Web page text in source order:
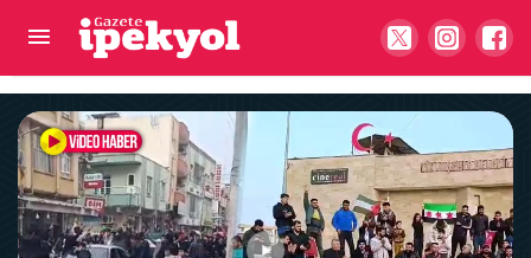
Urfa’nın yeşil alanları büyüyor: 2 yeni park yolda